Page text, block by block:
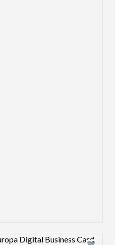
Design preview image